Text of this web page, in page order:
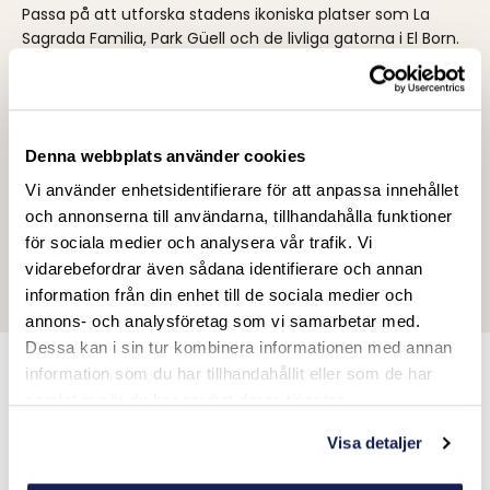
Denna webbplats använder cookies
Vi använder enhetsidentifierare för att anpassa innehållet
och annonserna till användarna, tillhandahålla funktioner
för sociala medier och analysera vår trafik. Vi
vidarebefordrar även sådana identifierare och annan
information från din enhet till de sociala medier och
annons- och analysföretag som vi samarbetar med.
Dessa kan i sin tur kombinera informationen med annan
information som du har tillhandahållit eller som de har
Visa detaljer
Passa på att utforska stadens ikoniska platser som La
Sagrada Familia, Park Güell och de livliga gatorna i El Born.
rooftop-bar med utsikt över staden.
Nattliv
Efter racet väntar ett av Europas bästa nattliv. Barcelona
har allt från exklusiva cocktailbarer och strandklubbar till
feststämning på klassiska Opium eller Pacha.